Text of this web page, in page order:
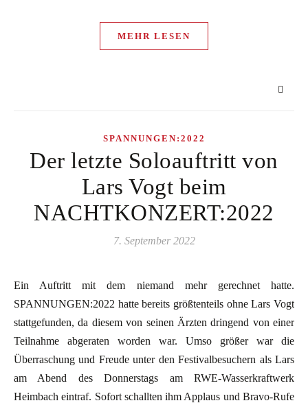
MEHR LESEN
SPANNUNGEN:2022
Der letzte Soloauftritt von
Lars Vogt beim
NACHTKONZERT:2022
7. September 2022
Ein Auftritt mit dem niemand mehr gerechnet hatte.
SPANNUNGEN:2022 hatte bereits größtenteils ohne Lars Vogt
stattgefunden, da diesem von seinen Ärzten dringend von einer
Teilnahme abgeraten worden war. Umso größer war die
Überraschung und Freude unter den Festivalbesuchern als Lars
am Abend des Donnerstags am RWE-Wasserkraftwerk
Heimbach eintraf. Sofort schallten ihm Applaus und Bravo-Rufe